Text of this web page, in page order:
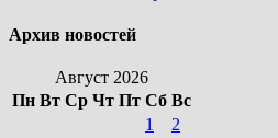
Архив новостей
Август 2026
Пн Вт Ср Чт Пт Сб Вс
1
2